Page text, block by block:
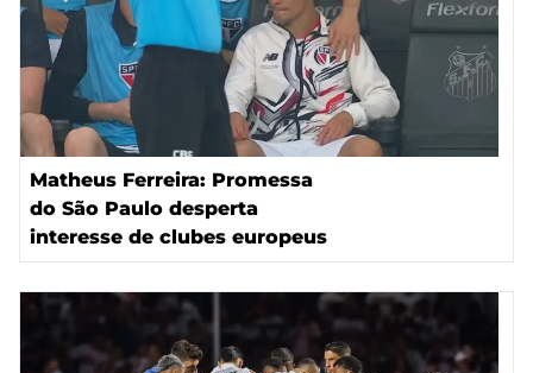
Matheus Ferreira: Promessa
do São Paulo desperta
interesse de clubes europeus